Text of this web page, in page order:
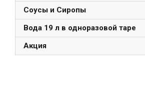
Соусы и Сиропы
Вода 19 л в одноразовой таре
Акция